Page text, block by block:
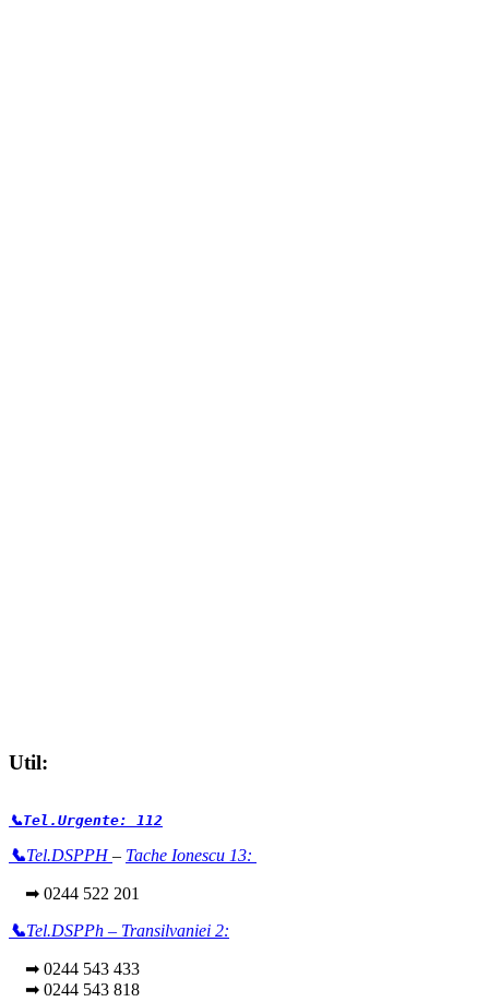
Util:
📞Tel.Urgente: 112
📞Tel.DSPPH– Tache Ionescu 13:
➡ 0244 522 201
📞Tel.DSPPh – Transilvaniei 2:
➡ 0244 543 433
➡ 0244 543 818